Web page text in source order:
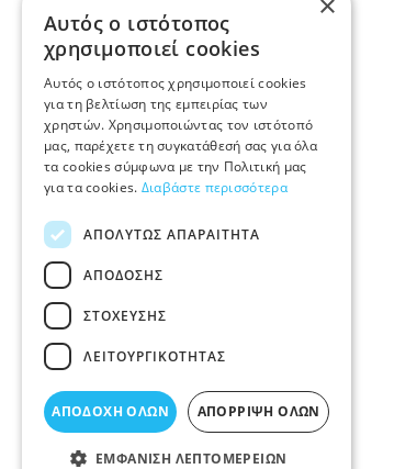
Αυτός ο ιστότοπος
χρησιμοποιεί cookies
Αυτός ο ιστότοπος χρησιμοποιεί cookies
για τη βελτίωση της εμπειρίας των
χρηστών. Χρησιμοποιώντας τον ιστότοπό
μας, παρέχετε τη συγκατάθεσή σας για όλα
τα cookies σύμφωνα με την Πολιτική μας
για τα cookies. Διαβάστε περισσότερα
ΑΠΟΛΎΤΩΣ ΑΠΑΡΑΊΤΗΤΑ
ΑΠΌΔΟΣΗΣ
ΣΤΌΧΕΥΣΗΣ
ΛΕΙΤΟΥΡΓΙΚΌΤΗΤΑΣ
ΑΠΟΔΟΧΉ ΌΛΩΝ ΑΠΌΡΡΙΨΗ ΌΛΩΝ
ΕΜΦΆΝΙΣΗ ΛΕΠΤΟΜΕΡΕΙΏΝ